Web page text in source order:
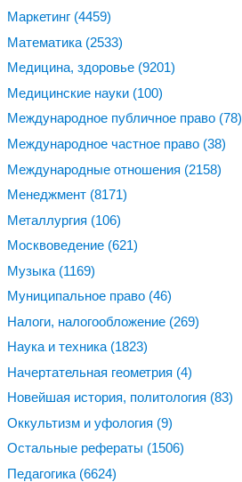
Маркетинг (4459)
Математика (2533)
Медицина, здоровье (9201)
Медицинские науки (100)
Международное публичное право (78)
Международное частное право (38)
Международные отношения (2158)
Менеджмент (8171)
Металлургия (106)
Москвоведение (621)
Музыка (1169)
Муниципальное право (46)
Налоги, налогообложение (269)
Наука и техника (1823)
Начертательная геометрия (4)
Новейшая история, политология (83)
Оккультизм и уфология (9)
Остальные рефераты (1506)
Педагогика (6624)